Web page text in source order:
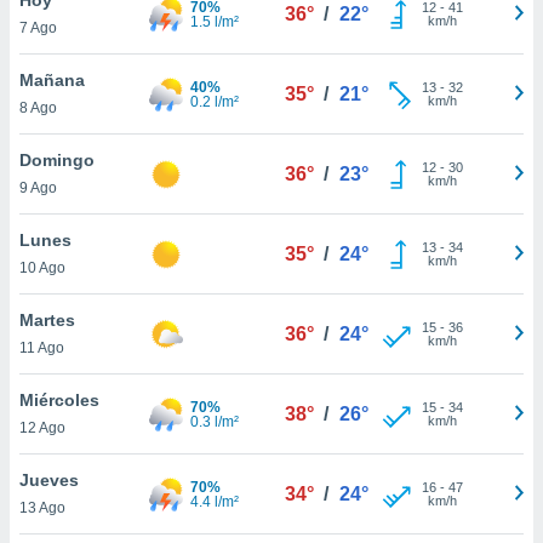
en
más
nuestra
de
cookies
aceptar
7 Ago
70%
1.5 l/m²
36° / 22° 12- 41
km/h
Mañana
8 Ago
40%
0.2 l/m²
35° / 21° 13- 32
km/h
Domingo
9 Ago
36° / 23° 12- 30
km/h
Lunes
10 Ago
35° / 24° 13- 34
km/h
Martes
11 Ago
36° / 24° 15- 36
km/h
Miércoles
12 Ago
70%
0.3 l/m²
38° / 26° 15- 34
km/h
Jueves
13 Ago
70%
4.4 l/m²
34° / 24° 16- 47
km/h